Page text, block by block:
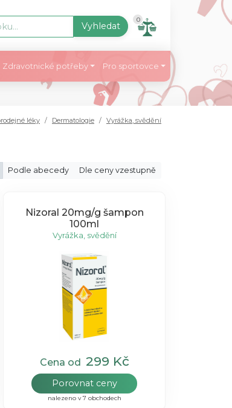
Vyhledat
0
Zdravotnické potřeby Pro sportovce
léky Dermatologie Vyrážka, svědění
Podle abecedy Dle ceny vzestupně
Nizoral 20mg/g šampon
100ml
Vyrážka, svědění
Cena od 299 Kč
Porovnat ceny
nalezeno v 7 obchodech